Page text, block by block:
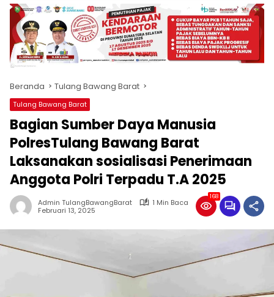
produk
antara
lain
mampu
menjadi
komunikasi
usaha
(beriklan),
fokus
pada
nasional
maupun
international,
bernuansa
lokal
dan
memiliki
Beranda Tulang Bawang Barat
Tulang Bawang Barat
Bagian Sumber Daya Manusia
PolresTulang Bawang Barat
Laksanakan sosialisasi Penerimaan
Anggota Polri Terpadu T.A 2025
Admin TulangBawangBarat
1 Min Baca
Februari 13, 2025
168